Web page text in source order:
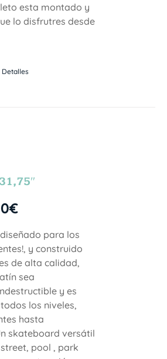
esta montado y
lo disfrutres desde
Detalles
€
para los
y construido
de alta calidad,
sea
y es
los niveles,
hasta
skateboard versátil
pool , park